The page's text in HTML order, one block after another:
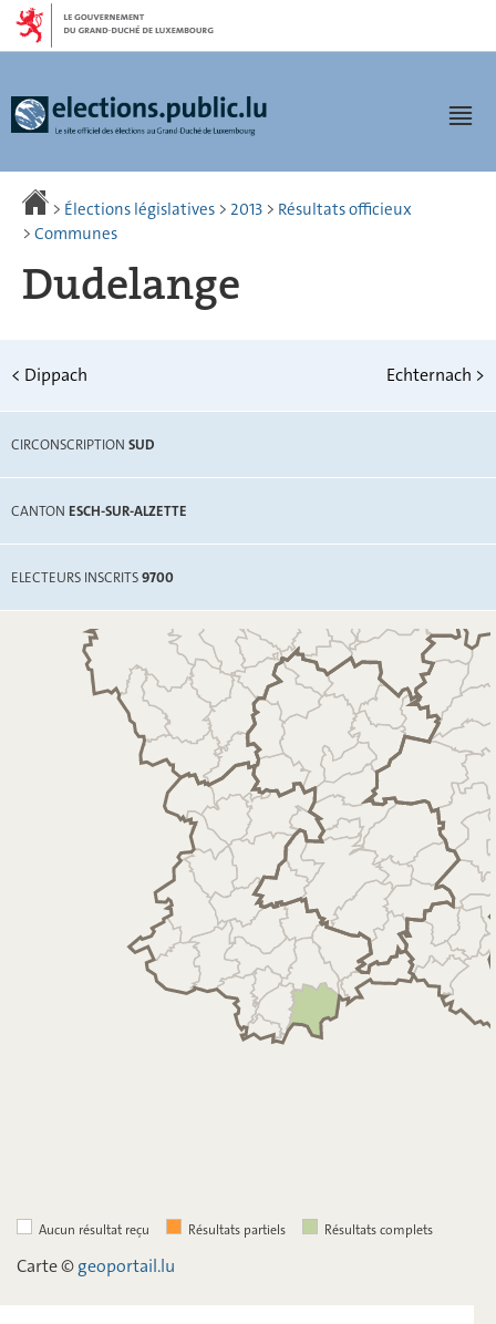
Aller
navigation
Aller
> Élections législatives > 2013 > Résultats officieux
> Communes
Dudelange
< Dippach Echternach >
CIRCONSCRIPTION SUD
CANTON ESCH-SUR-ALZETTE
ELECTEURS INSCRITS9700
Aucun résultat reçu Résultats partiels Résultats complets
Carte ©geoportail.lu